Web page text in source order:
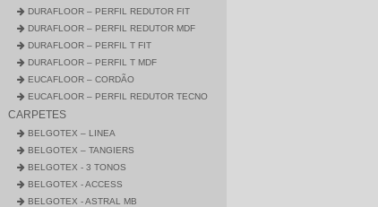
DURAFLOOR – PERFIL REDUTOR FIT
DURAFLOOR – PERFIL REDUTOR MDF
DURAFLOOR – PERFIL T FIT
DURAFLOOR – PERFIL T MDF
EUCAFLOOR – CORDÃO
EUCAFLOOR – PERFIL REDUTOR TECNO
CARPETES
BELGOTEX – LINEA
BELGOTEX – TANGIERS
BELGOTEX - 3 TONOS
BELGOTEX - ACCESS
BELGOTEX - ASTRAL MB